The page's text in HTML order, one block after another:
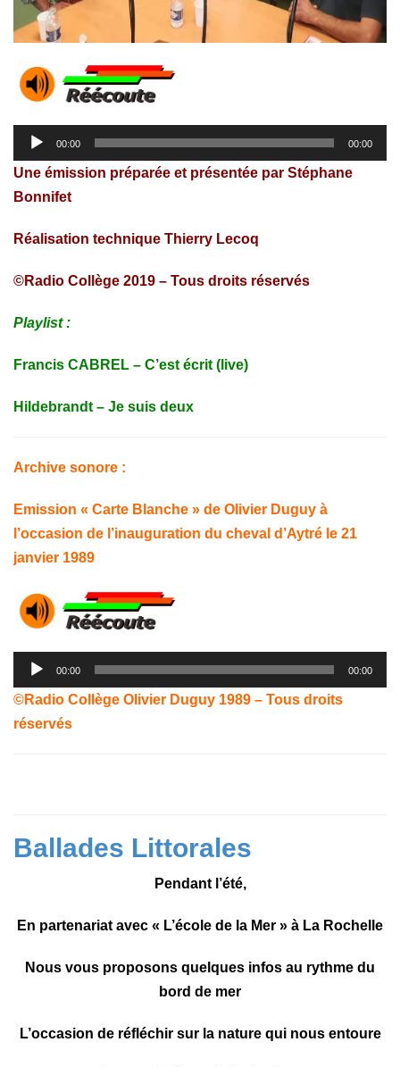
Lecteur
audio
00:00 00:00
Une émission préparée et présentée par Stéphane
Bonnifet
Réalisation technique Thierry Lecoq
©Radio Collège 2019 – Tous droits réservés
Playlist :
Francis CABREL – C’est écrit (live)
Hildebrandt – Je suis deux
Archive sonore :
Emission « Carte Blanche » de Olivier Duguy à
l’occasion de l’inauguration du cheval d’Aytré le 21
janvier 1989
Lecteur
audio
00:00 00:00
©Radio Collège Olivier Duguy 1989 – Tous droits
réservés
Ballades Littorales
Pendant l’été,
En partenariat avec « L’école de la Mer » à La Rochelle
Nous vous proposons quelques infos au rythme du
bord de mer
L’occasion de réfléchir sur la nature qui nous entoure